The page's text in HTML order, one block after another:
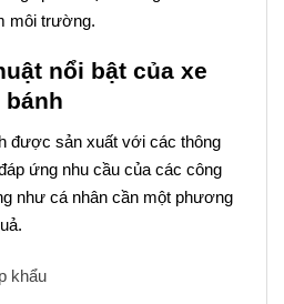
môi trường.
nổi bật của xe
được sản xuất với các thông
ứng nhu cầu của các công
như cá nhân cần một phương
khẩu